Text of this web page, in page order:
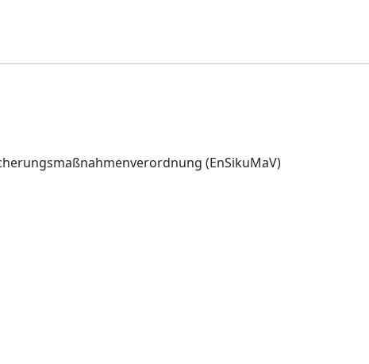
(EnSikuMaV)